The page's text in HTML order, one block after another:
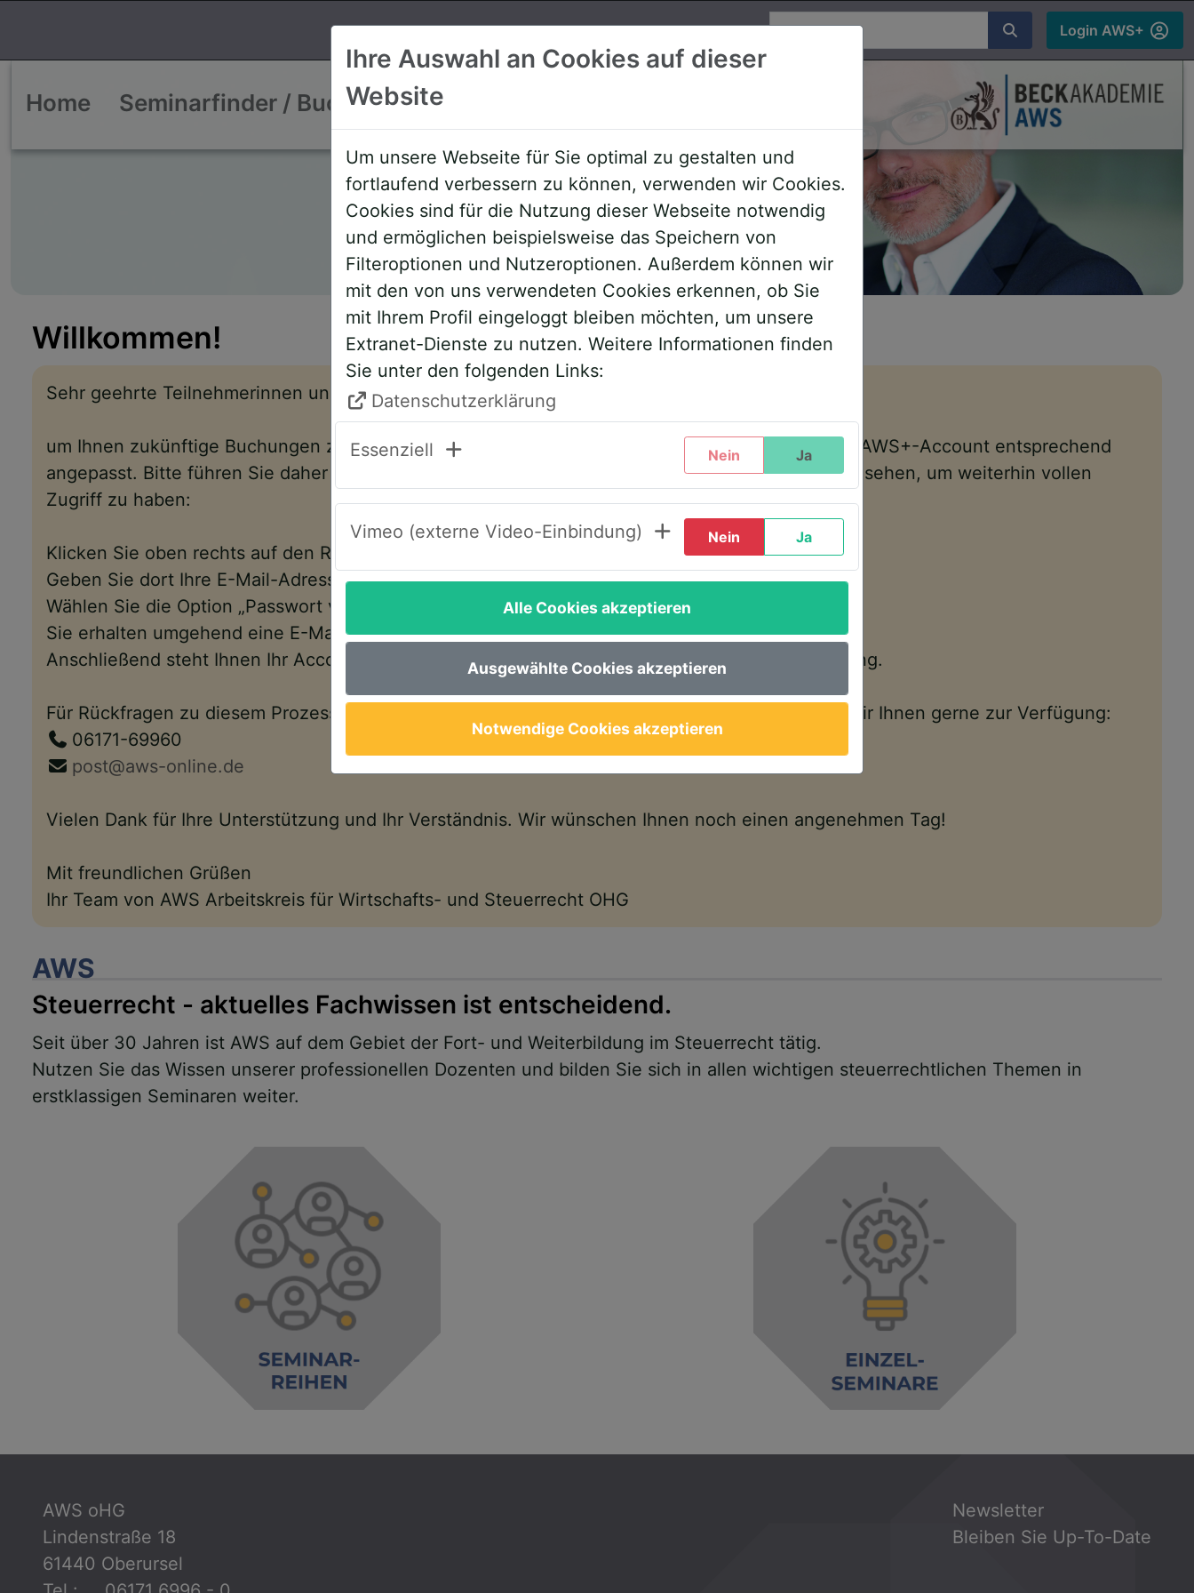
Suchen Login AWS+
Home Seminarfinder / Buchen Referenten
Willkommen!
Sehr geehrte Teilnehmerinnen und Teilnehmer,
um Ihnen zukünftige Buchungen zu erleichtern, haben wir unser System umstrukturiert und den AWS+-Account entsprechend
angepasst. Bitte führen Sie daher folgende Schritte durch, wenn Sie diesen Text zum ersten Mal sehen, um weiterhin vollen
Zugriff zu haben:
Klicken Sie oben rechts auf den Reiter „LOGIN AWS+“.
Geben Sie dort Ihre E-Mail-Adresse ein.
Wählen Sie die Option „Passwort vergessen“.
Sie erhalten umgehend eine E-Mail mit einem Link, um ein neues Passwort festzulegen.
Anschließend steht Ihnen Ihr Account wie gewohnt – nun im neuen Design – wieder zur Verfügung.
Für Rückfragen zu diesem Prozess, zu unseren Seminaren, Abläufen oder der Buchung stehen wir Ihnen gerne zur Verfügung:
06171-69960
post@aws-online.de
Vielen Dank für Ihre Unterstützung und Ihr Verständnis. Wir wünschen Ihnen noch einen angenehmen Tag!
Mit freundlichen Grüßen
Ihr Team von AWS Arbeitskreis für Wirtschafts- und Steuerrecht OHG
AWS
Steuerrecht - aktuelles Fachwissen ist entscheidend.
Seit über 30 Jahren ist AWS auf dem Gebiet der Fort- und Weiterbildung im Steuerrecht tätig.
Nutzen Sie das Wissen unserer professionellen Dozenten und bilden Sie sich in allen wichtigen steuerrechtlichen Themen in
erstklassigen Seminaren weiter.
AWS oHG
Lindenstraße 18
61440 Oberursel
Newsletter
Bleiben Sie Up-To-Date
Ihre Auswahl an Cookies auf dieser
Website
Um unsere Webseite für Sie optimal zu gestalten und
fortlaufend verbessern zu können, verwenden wir Cookies.
Cookies sind für die Nutzung dieser Webseite notwendig
und ermöglichen beispielsweise das Speichern von
Filteroptionen und Nutzeroptionen. Außerdem können wir
mit den von uns verwendeten Cookies erkennen, ob Sie
mit Ihrem Profil eingeloggt bleiben möchten, um unsere
Extranet-Dienste zu nutzen. Weitere Informationen finden
Sie unter den folgenden Links:
Datenschutzerklärung
Essenziell Nein Ja
Vimeo (externe Video-Einbindung) Nein Ja
Alle Cookies akzeptieren
Ausgewählte Cookies akzeptieren
Notwendige Cookies akzeptieren